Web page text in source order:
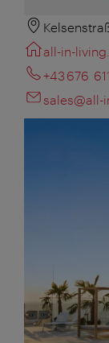
all-in-
+43 676
sales@all-